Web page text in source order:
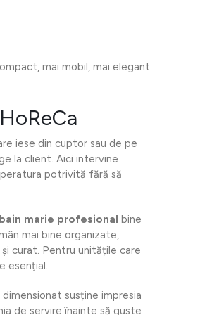
mai mobil, mai elegant
iese din cuptor sau de pe
la client. Aici intervine
potrivită fără să
bain marie profesional bine
mai bine organizate,
curat. Pentru unitățile care
esențial.
susține impresia
de servire înainte să guste